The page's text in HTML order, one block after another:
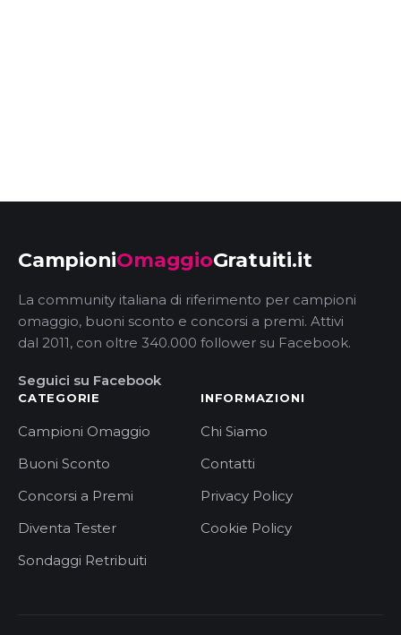
CampioniOmaggioGratuiti.it
La community italiana di riferimento per campioni
omaggio, buoni sconto e concorsi a premi. Attivi
dal 2011, con oltre 340.000 follower su Facebook.
Seguici su Facebook
CATEGORIE
Campioni Omaggio
Buoni Sconto
Concorsi a Premi
Diventa Tester
Sondaggi Retribuiti
INFORMAZIONI
Chi Siamo
Contatti
Privacy Policy
Cookie Policy